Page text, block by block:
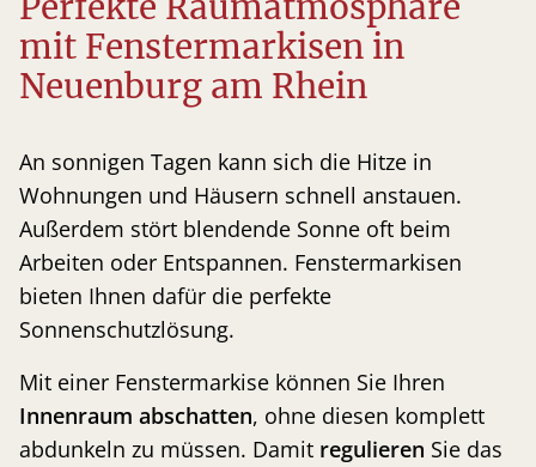
mit Fenstermarkisen in
Neuenburg am Rhein
An sonnigen Tagen kann sich die Hitze in
Wohnungen und Häusern schnell anstauen.
Außerdem stört blendende Sonne oft beim
Arbeiten oder Entspannen. Fenstermarkisen
bieten Ihnen dafür die perfekte
Sonnenschutzlösung.
Mit einer Fenstermarkise können Sie Ihren
Innenraum abschatten, ohne diesen komplett
abdunkeln zu müssen. Damit regulieren Sie das